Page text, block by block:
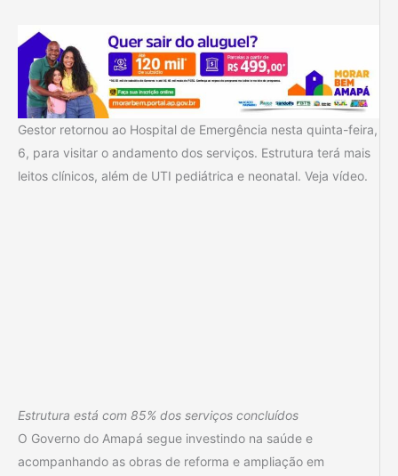
Gestor retornou ao Hospital de Emergência nesta quinta-feira,
6, para visitar o andamento dos serviços. Estrutura terá mais
leitos clínicos, além de UTI pediátrica e neonatal. Veja vídeo.
Estrutura está com 85% dos serviços concluídos
O Governo do Amapá segue investindo na saúde e
acompanhando as obras de reforma e ampliação em